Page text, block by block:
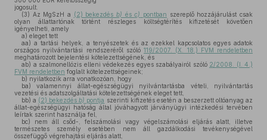
jogosult.
(3) Az MgSzH a (2) bekezdésb) ésc) pontban szereplő hozzájárulást csak
olyan állattartónak történt részleges költségtérítés kifizetését követően
igényelheti, amely
a) eleget tett
aa) a tartási helyek, a tenyészetek és az ezekkel kapcsolatos egyes adatok
országos nyilvántartási rendszeréről szóló 119/2007. (X. 18.) FVM rendeletben
meghatározott bejelentési kötelezettségének, és
ab) a szalmonellózis elleni védekezés egyes szabályairól szóló 2/2008. (I. 4.)
FVM rendeletben foglalt kötelezettségeinek;
b) nyilatkozik arra vonatkozóan, hogy
ba) valamennyi állat-egészségügyi nyilvántartásba vételi, nyilvántartás
vezetési és adatszolgáltatási kötelezettségének eleget tett,
bb) a (2) bekezdésb) pontja szerinti kifizetés esetén a beszerzett oltóanyag az
állat-egészségügyi hatóság által jóváhagyott járványügyi intézkedési tervében
leírtak szerint használja fel,
bc) nem áll csőd-, felszámolási vagy végelszámolási eljárás alatt, illetve
természetes személy esetében nem áll gazdálkodási tevékenységével
összefüggő végrehajtási eljárás alatt,